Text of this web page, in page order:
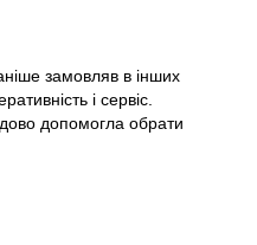
замовляв в інших
і сервіс.
допомогла обрати